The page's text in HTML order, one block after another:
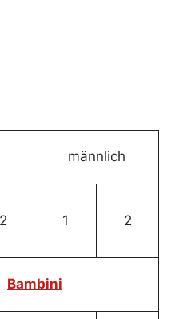
männlich
2 1 2
Bambini